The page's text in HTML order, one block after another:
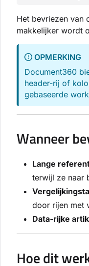
Het bevriezen van
makkelijker wordt
OPMERKING
Document360
header-rij of
gebaseerde
Wanneer
Lange
terwijl ze naar
door rijen met
Data-rijke
Hoe dit